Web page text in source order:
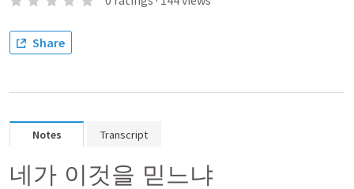
Share
Notes Transcript
네가 이것을 믿느냐